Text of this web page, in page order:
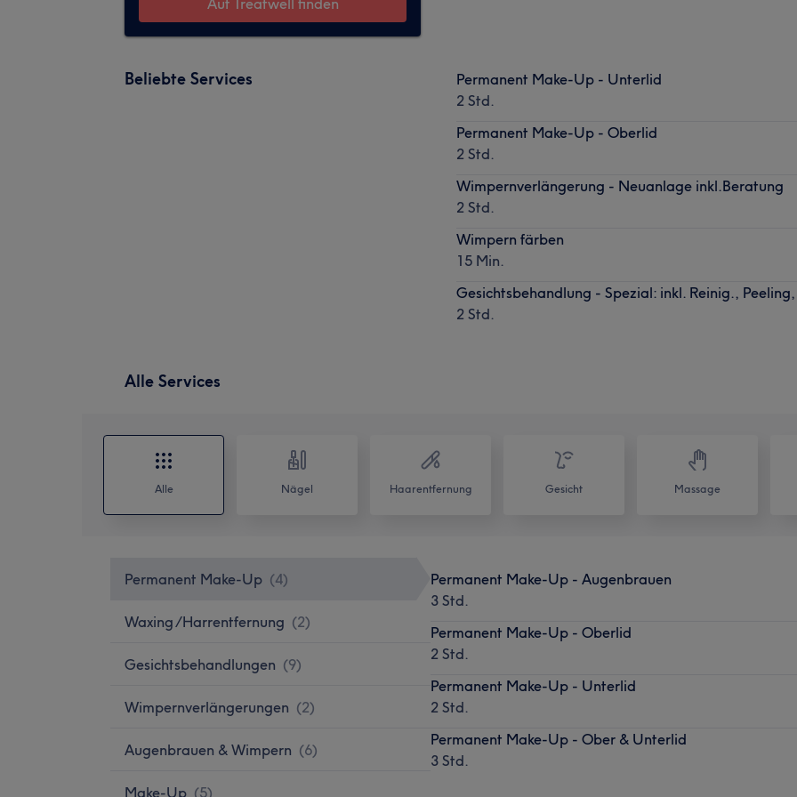
Beliebte Services
Permanent Make-Up - Unterlid
2 Std.
Permanent Make-Up - Oberlid
2 Std.
Wimpernverlängerung - Neuanlage inkl.Beratung
2 Std.
Wimpern färben
15 Min.
Gesichtsbehandlung - Spezial: inkl. Reinig.,
2 Std.
Alle Services
Alle Nägel Haarentfernung Gesicht Massage
Permanent Make-Up (4)
Waxing /Harrentfernung (2)
Gesichtsbehandlungen (9)
Wimpernverlängerungen (2)
Augenbrauen & Wimpern (6)
Make-Up (5)
Permanent Make-Up - Augenbrauen
3 Std.
Permanent Make-Up - Oberlid
2 Std.
Permanent Make-Up - Unterlid
2 Std.
Permanent Make-Up - Ober & Unterlid
3 Std.